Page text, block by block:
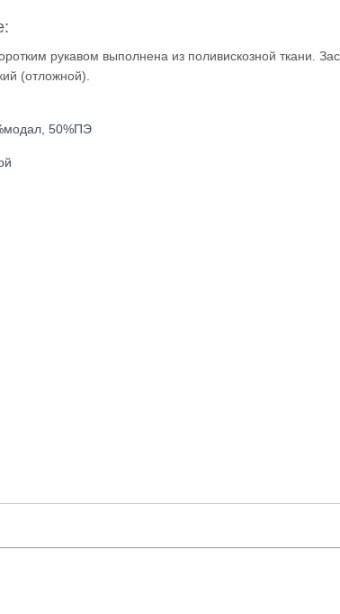
рукавом выполнена из поливискозной ткани.
(отложной).
50%ПЭ